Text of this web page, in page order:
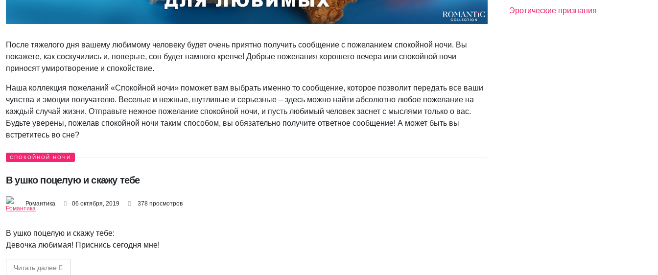
После тяжелого дня вашему любимому человеку будет очень приятно получить сообщение с пожеланием спокойной ночи. Вы
покажете, как соскучились и, поверьте, сон будет намного крепче! Добрые пожелания хорошего вечера или спокойной ночи
приносят умиротворение и спокойствие.
Наша коллекция пожеланий «Спокойной ночи» поможет вам выбрать именно то сообщение, которое позволит передать все ваши
чувства и эмоции получателю. Веселые и нежные, шутливые и серьезные – здесь можно найти абсолютно любое пожелание на
каждый случай жизни. Отправьте нежное пожелание спокойной ночи, и пусть любимый человек заснет с мыслями только о вас.
Будьте уверены, пожелав спокойной ночи таким способом, вы обязательно получите ответное сообщение! А может быть вы
встретитесь во сне?
СПОКОЙНОЙ НОЧИ
В ушко поцелую и скажу тебе
Романтика 06 октября, 2019 378 просмотров
В ушко поцелую и скажу тебе:
Девочка любимая! Приснись сегодня мне!
Читать далее
Эротические признания